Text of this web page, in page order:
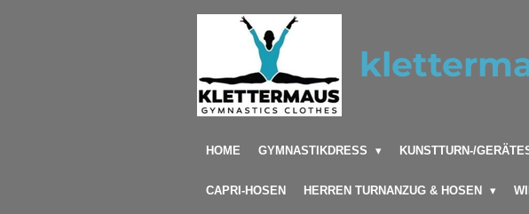
HOME GYMNASTIKDRESS KUNSTTURN-/
CAPRI-HOSEN HERREN TURNANZUG & HOSEN